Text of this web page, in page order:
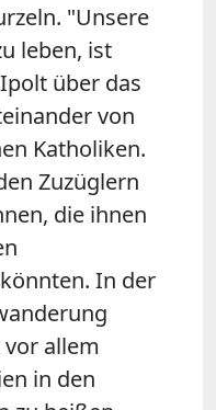
"Unsere
leben, ist
über das
von
Katholiken.
Zuzüglern
die ihnen
In der
allem
in den